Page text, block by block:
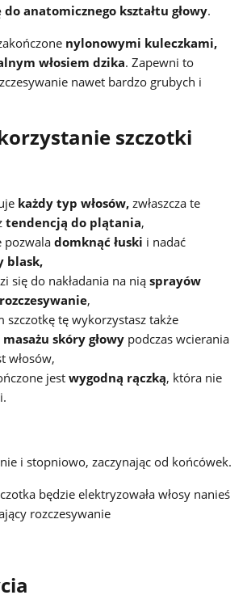
anatomicznego kształtu głowy.
nylonowymi kuleczkami,
włosiem dzika. Zapewni to
nawet bardzo grubych i
szczotki
każdy typ włosów, zwłaszcza te
tendencją do plątania,
pozwaladomknąć łuski i nadać
blask,
się do nakładania na nią sprayów
,
szczotkę tę wykorzystasz także
skóry głowy podczas wcierania
włosów,
jest wygodną rączką, która nie
i stopniowo, zaczynając od końcówek.
będzie elektryzowała włosy nanieś
rozczesywanie